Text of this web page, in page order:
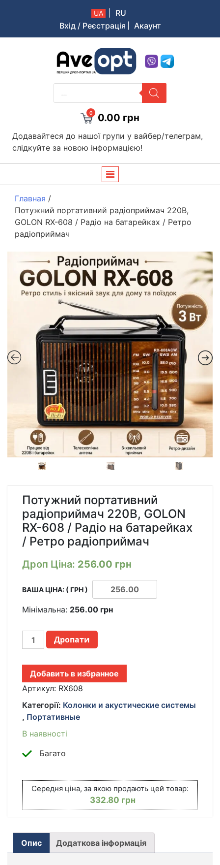
UA
RU
Вхід / Реєстрація
Акаунт
Aveopt – оптова дропшипінг платформа в Україні
PRODUCTS
SEARCH
0 0.00 грн
Додавайтеся до нашої групи у вайбер/телеграм,
слідкуйте за новою інформацією!
Главная /
Потужний портативний радіоприймач 220В,
GOLON RX-608 / Радіо на батарейках / Ретро
радіоприймач
Потужний портативний
радіоприймач 220В, GOLON
RX-608 / Радіо на батарейках
/ Ретро радіоприймач
Дроп Ціна: 256.00 грн
ВАША ЦІНА: ( ГРН )
Мінімальна: 256.00 грн
МОЩНЫЙ
ПОРТАТИВНЫЙ
220В,
GOLON
RX-
/
РАДИО
БАТАРЕЙКАХ
РЕТРО
КІЛЬКІСТЬ
Дропати
Добавить в избранное
Артикул: RX608
Категорії: Колонки и акустические системы
, Портативные
В наявності
Багато
Середня ціна, за якою продають цей товар:
332.80 грн
Опис Додаткова інформація